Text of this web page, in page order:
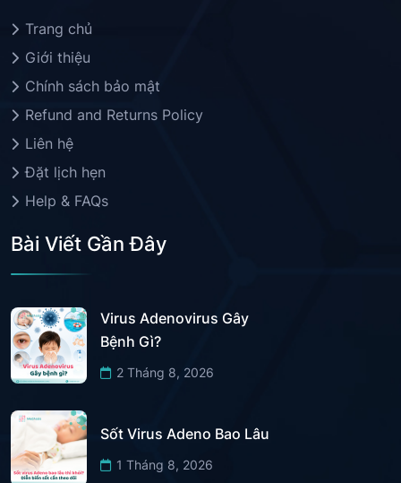
Trang chủ
Giới thiệu
Chính sách bảo mật
Refund and Returns Policy
Liên hệ
Đặt lịch hẹn
Help & FAQs
Bài Viết Gần Đây
Virus Adenovirus Gây
Bệnh Gì?
2 Tháng 8, 2026
Sốt Virus Adeno Bao Lâu
1 Tháng 8, 2026